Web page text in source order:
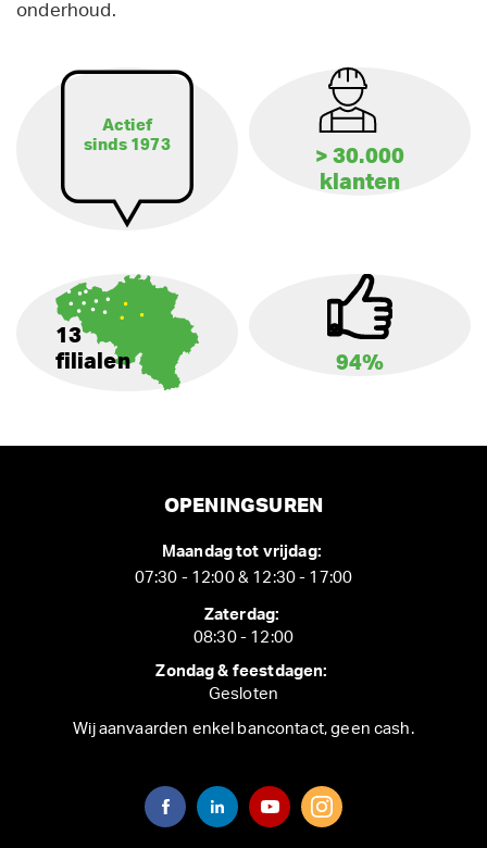
onderhoud.
Actief
sinds 1973
> 30.000
klanten
13
filialen
94%
OPENINGSUREN
Maandag tot vrijdag:
07:30 - 12:00 & 12:30 - 17:00
Zaterdag:
08:30 - 12:00
Zondag & feestdagen:
Gesloten
Wij aanvaarden enkel bancontact, geen cash.